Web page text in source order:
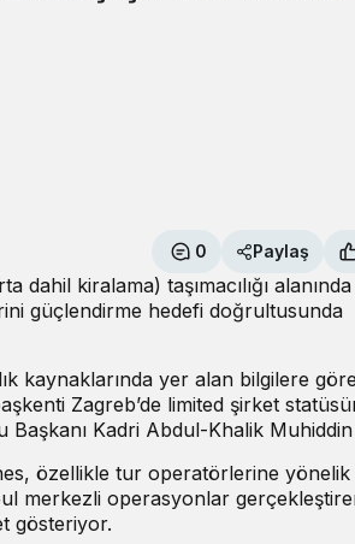
0 Paylaş
kiralama) taşımacılığı
güçlendirme hedefi doğrultusunda
kaynaklarında yer alan bilgilere
Zagreb’de limited şirket
Kadri Abdul-Khalik
özellikle tur operatörlerine
merkezli operasyonlar
gösteriyor.